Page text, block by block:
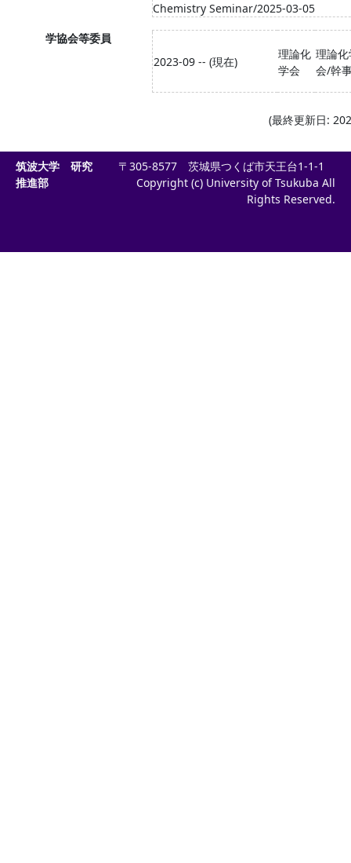
Chemistry Seminar/2025-03-05
学協会等委員
2023-09 -- (現在)
理論化
学会
理論
会/幹
(最終更新日:
筑波大学 研究
推進部
〒305-8577 茨城県つくば市天王台1-1-1
Copyright (c) University of Tsukuba All
Rights Reserved.